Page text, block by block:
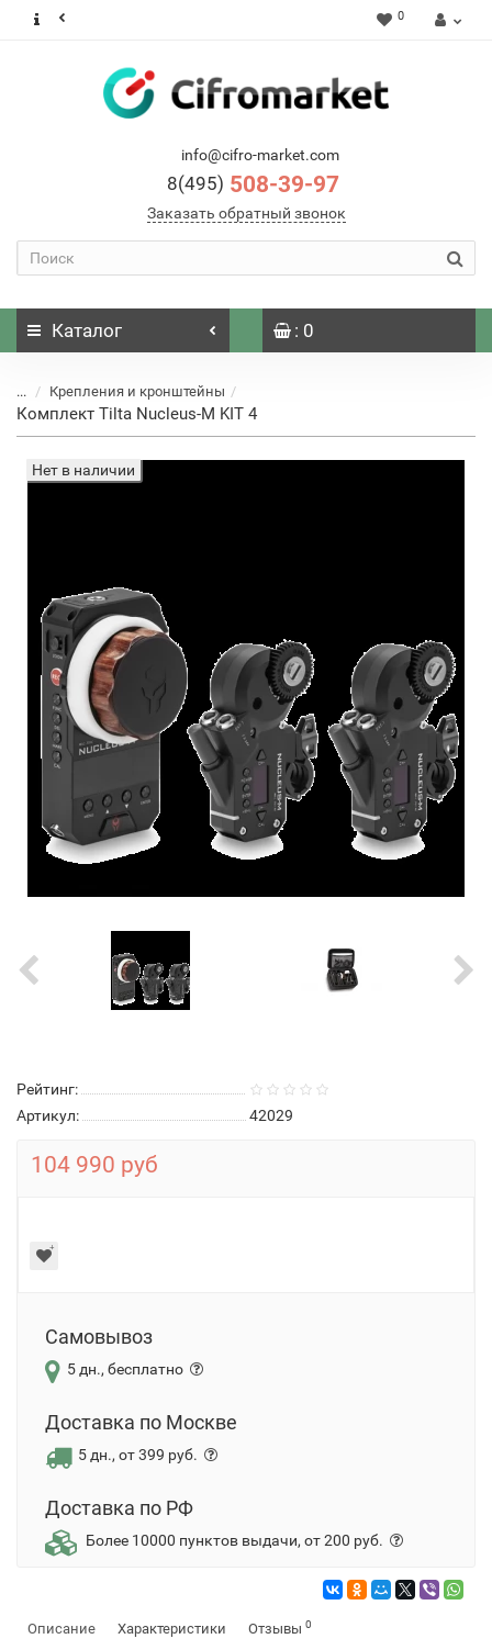
0
info@cifro-market.com
8(495) 508-39-97
Заказать обратный звонок
Каталог : 0
... Крепления и кронштейны
Комплект Tilta Nucleus-M KIT 4
Нет в наличии
Рейтинг:
Артикул:
42029
104 990 руб
Самовывоз
5 дн., бесплатно
Доставка по Москве
5 дн., от 399 руб.
Доставка по РФ
Более 10000 пунктов выдачи, от 200 руб.
Описание Характеристики Отзывы 0